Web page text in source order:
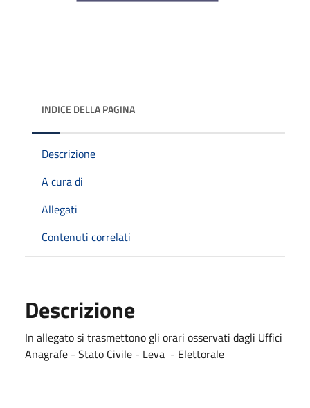
INDICE DELLA PAGINA
Descrizione
A cura di
Allegati
Contenuti correlati
Descrizione
In allegato si trasmettono gli orari osservati dagli Uffici
Anagrafe - Stato Civile - Leva - Elettorale